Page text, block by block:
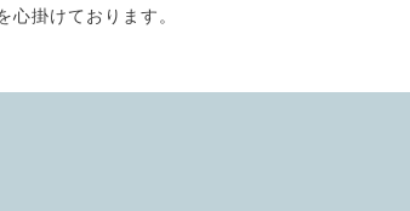
掛けております。